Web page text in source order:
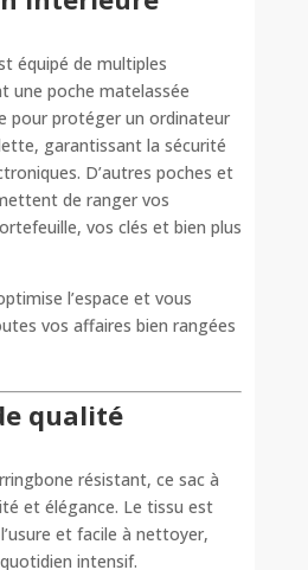
équipé de multiples
une poche matelassée
pour protéger un ordinateur
garantissant la sécurité
D’autres poches et
de ranger vos
vos clés et bien plus
l’espace et vous
vos affaires bien rangées
qualité
résistant, ce sac à
et élégance. Le tissu est
et facile à nettoyer,
intensif.